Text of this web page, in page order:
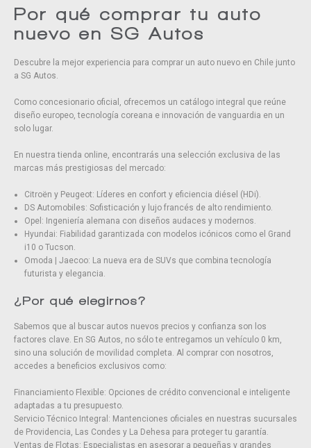
Por qué comprar tu auto
nuevo en SG Autos
Descubre la mejor experiencia para comprar un auto nuevo en Chile junto
a SG Autos.
Como concesionario oficial, ofrecemos un catálogo integral que reúne
diseño europeo, tecnología coreana e innovación de vanguardia en un
solo lugar.
En nuestra tienda online, encontrarás una selección exclusiva de las
marcas más prestigiosas del mercado:
Citroën y Peugeot: Líderes en confort y eficiencia diésel (HDi).
DS Automobiles: Sofisticación y lujo francés de alto rendimiento.
Opel: Ingeniería alemana con diseños audaces y modernos.
Hyundai: Fiabilidad garantizada con modelos icónicos como el Grand
i10 o Tucson.
Omoda | Jaecoo: La nueva era de SUVs que combina tecnología
futurista y elegancia.
¿Por qué elegirnos?
Sabemos que al buscar autos nuevos precios y confianza son los
factores clave. En SG Autos, no sólo te entregamos un vehículo 0 km,
sino una solución de movilidad completa. Al comprar con nosotros,
accedes a beneficios exclusivos como:
Financiamiento Flexible: Opciones de crédito convencional e inteligente
adaptadas a tu presupuesto.
Servicio Técnico Integral: Mantenciones oficiales en nuestras sucursales
de Providencia, Las Condes y La Dehesa para proteger tu garantía.
Ventas de Flotas: Especialistas en asesorar a pequeñas y grandes